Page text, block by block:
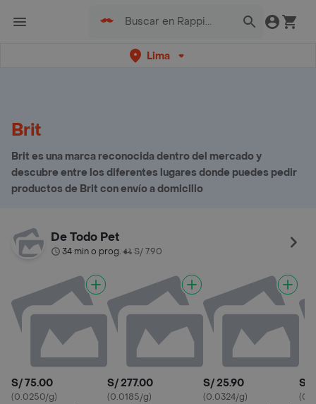
Lima
Brit
Brit es una marca reconocida dentro del mercado y
descubre entre los diferentes lugares donde puedes pedir
productos de Brit con envío a domicilio
De Todo Pet
34 min o prog.• S/ 7.90
S/ 75.00
(0.0250/g)
S/ 277.00
(0.0185/g)
S/ 25.90
(0.0324/g)
S/